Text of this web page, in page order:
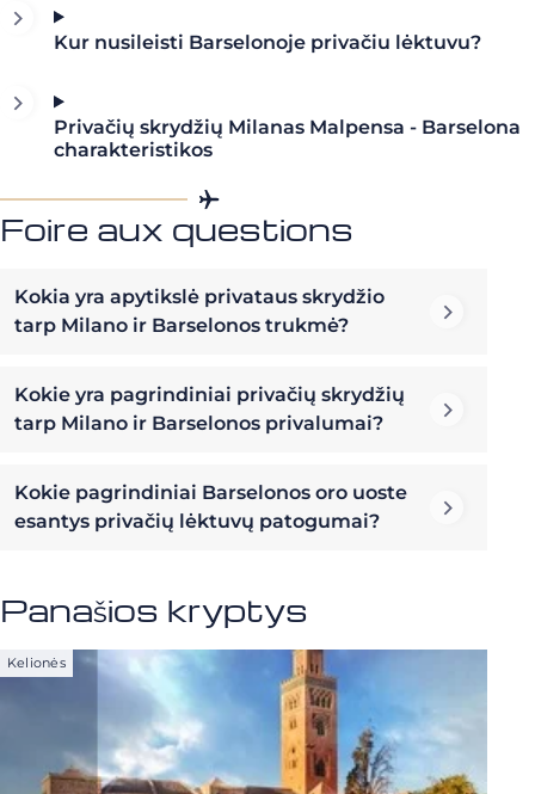
Kur nusileisti Barselonoje privačiu lėktuvu?
Privačių skrydžių Milanas Malpensa - Barselona
charakteristikos
Foire aux questions
Kokia yra apytikslė privataus skrydžio
tarp Milano ir Barselonos trukmė?
Kokie yra pagrindiniai privačių skrydžių
tarp Milano ir Barselonos privalumai?
Kokie pagrindiniai Barselonos oro uoste
esantys privačių lėktuvų patogumai?
Panašios kryptys
Kelionės